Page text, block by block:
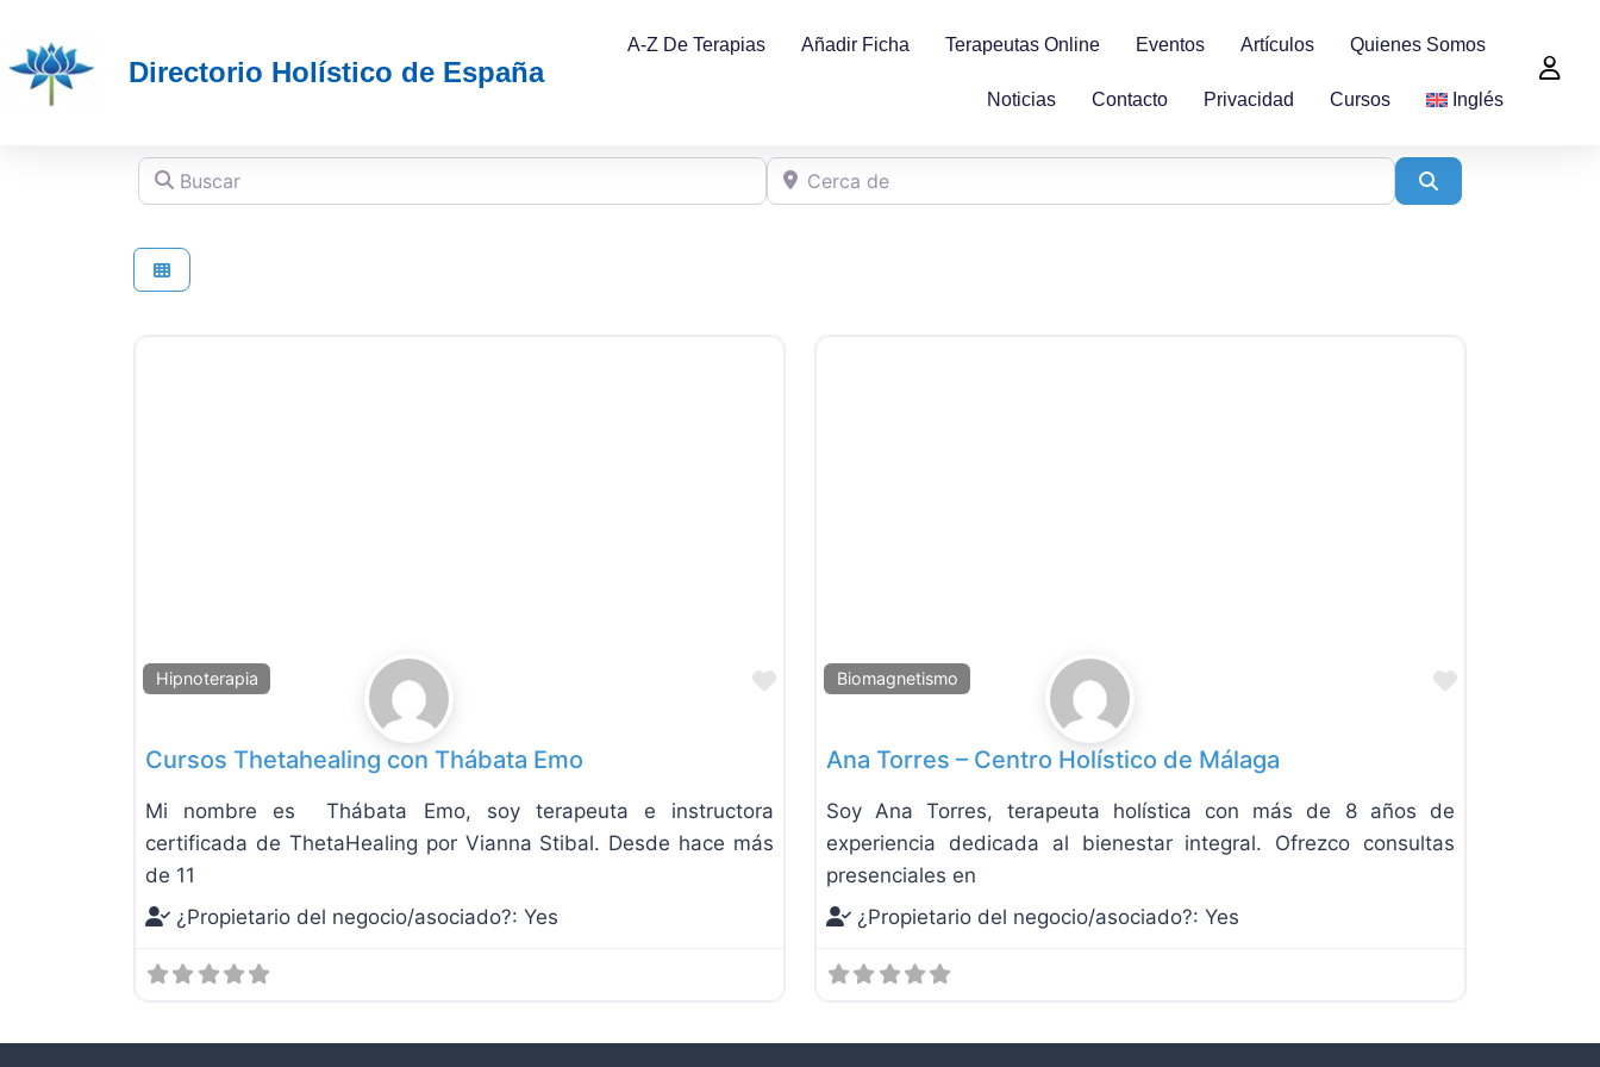
Directorio Holístico de España
A-Z De Terapias Añadir Ficha Terapeutas Online Eventos Artículos Quienes Somos
Noticias Contacto Privacidad Cursos Inglés
Buscar Cerca de
Hipnoterapia Favorite
Cursos Thetahealing con Thábata Emo
Mi nombre es Thábata Emo, soy terapeuta e instructora
certificada de ThetaHealing por Vianna Stibal. Desde hace más
de 11
¿Propietario del negocio/asociado?:Yes
Biomagnetismo Favorite
Ana Torres – Centro Holístico de Málaga
Soy Ana Torres, terapeuta holística con más de 8 años de
experiencia dedicada al bienestar integral. Ofrezco consultas
presenciales en
¿Propietario del negocio/asociado?:Yes